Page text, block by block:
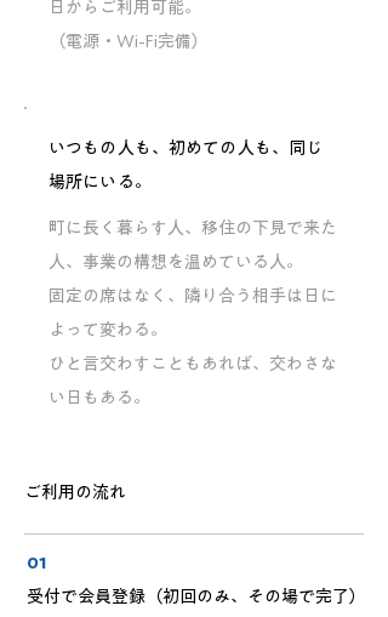
日からご利用可能。
​（電源・Wi-Fi完備）
いつもの人も、初めての人も、同じ
場所にいる。
町に長く暮らす人、移住の下見で来た
人、事業の構想を温めている人。
固定の席はなく、隣り合う相手は日に
よって変わる。
ひと言交わすこともあれば、交わさな
い日もある。
ご利用の流れ
01
受付で会員登録（初回のみ、その場で完了）